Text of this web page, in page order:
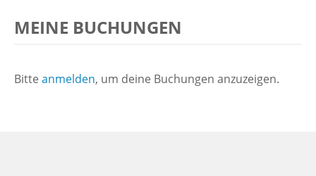
MEINE BUCHUNGEN
Bitte anmelden, um deine Buchungen anzuzeigen.